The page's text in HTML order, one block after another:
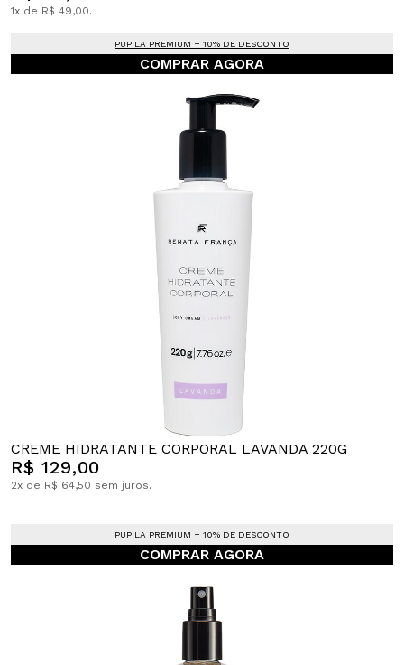
1x de R$ 49,00.
PUPILA PREMIUM + 10% DE DESCONTO
COMPRAR AGORA
CREME HIDRATANTE CORPORAL LAVANDA 220G
R$ 129,00
2x de R$ 64,50 sem juros.
PUPILA PREMIUM + 10% DE DESCONTO
COMPRAR AGORA